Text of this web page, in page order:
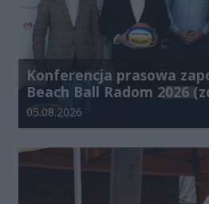
Konferencja prasowa
Beach Ball Radom 2026
Data dodania galerii:
05.08.2026